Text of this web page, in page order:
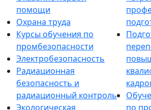
помощи
Охрана труда
Курсы обучения по
промбезопасности
Электробезопасность
Радиационная
безопасность и
радиационный контроль
Экологическая
по